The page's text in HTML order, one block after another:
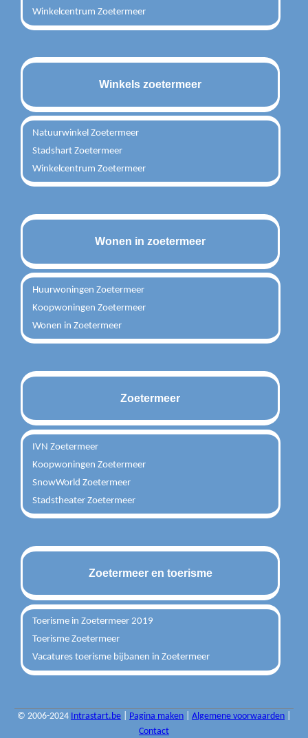
Winkelcentrum Zoetermeer
Winkels zoetermeer
Natuurwinkel Zoetermeer
Stadshart Zoetermeer
Winkelcentrum Zoetermeer
Wonen in zoetermeer
Huurwoningen Zoetermeer
Koopwoningen Zoetermeer
Wonen in Zoetermeer
Zoetermeer
IVN Zoetermeer
Koopwoningen Zoetermeer
SnowWorld Zoetermeer
Stadstheater Zoetermeer
Zoetermeer en toerisme
Toerisme in Zoetermeer 2019
Toerisme Zoetermeer
Vacatures toerisme bijbanen in Zoetermeer
© 2006-2024 Intrastart.be| Pagina maken| Algemene voorwaarden|
Contact